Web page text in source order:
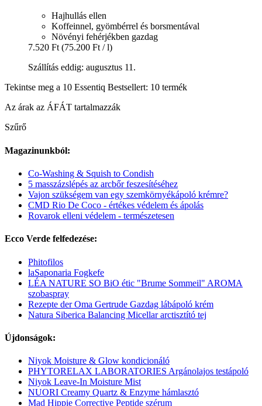
Hajhullás ellen
Koffeinnel, gyömbérrel és borsmentával
Növényi fehérjékben gazdag
7.520 Ft (75.200 Ft / l)
Szállítás eddig: augusztus 11.
Tekintse meg a 10 Essentiq Bestsellert: 10 termék
Az árak az ÁFÁT tartalmazzák
Szűrő
Magazinunkból:
Co-Washing & Squish to Condish
5 masszázslépés az arcbőr feszesítéséhez
Vajon szükségem van egy szemkörnyékápoló krémre?
CMD Rio De Coco - értékes védelem és ápolás
Rovarok elleni védelem - természetesen
Ecco Verde felfedezése:
Phitofilos
laSaponaria Fogkefe
LÉA NATURE SO BiO étic "Brume Sommeil" AROMA
szobaspray
Rezepte der Oma Gertrude Gazdag lábápoló krém
Natura Siberica Balancing Micellar arctisztító tej
Újdonságok:
Niyok Moisture & Glow kondicionáló
PHYTORELAX LABORATORIES Argánolajos testápoló
Niyok Leave-In Moisture Mist
NUORI Creamy Quartz & Enzyme hámlasztó
Mad Hippie Corrective Peptide szérum